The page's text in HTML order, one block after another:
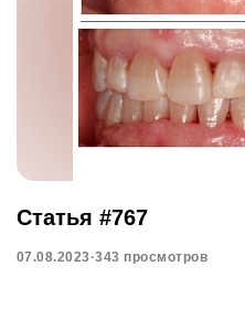
Статья #767
07.08.2023·343 просмотров